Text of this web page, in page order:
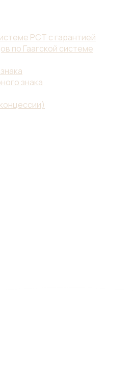
PCT с гарантией
по Гаагской системе
знака